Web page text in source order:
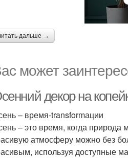
дальше →
может
декор на
– время-transformации
– это время, когда природа
атмосферу можно без
используя доступные